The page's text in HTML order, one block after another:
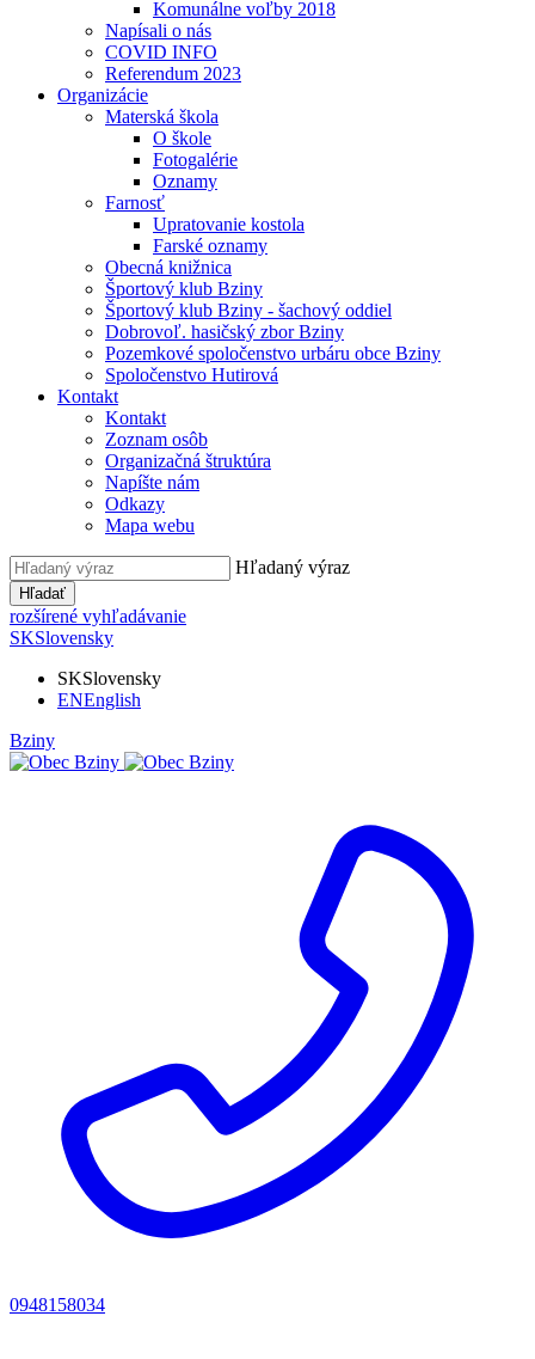
Komunálne voľby 2018
Napísali o nás
COVID INFO
Referendum 2023
Organizácie
Materská škola
O škole
Fotogalérie
Oznamy
Farnosť
Upratovanie kostola
Farské oznamy
Obecná knižnica
Športový klub Bziny
Športový klub Bziny - šachový oddiel
Dobrovoľ. hasičský zbor Bziny
Pozemkové spoločenstvo urbáru obce Bziny
Spoločenstvo Hutirová
Kontakt
Kontakt
Zoznam osôb
Organizačná štruktúra
Napíšte nám
Odkazy
Mapa webu
Hľadaný výraz
Hľadať
rozšírené vyhľadávanie
SKSlovensky
SKSlovensky
ENEnglish
Bziny
0948158034